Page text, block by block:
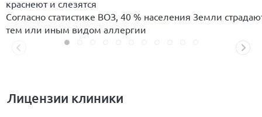
краснеют и слезятся
Согласно статистике ВОЗ, 40 % населения Земли
тем или иным видом аллергии
Лицензии клиники